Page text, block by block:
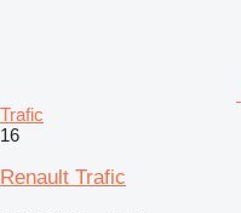
Trafic
16
Renault Trafic